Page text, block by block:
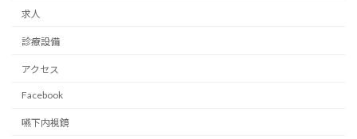
求人
診療設備
アクセス
Facebook
嚥下内視鏡